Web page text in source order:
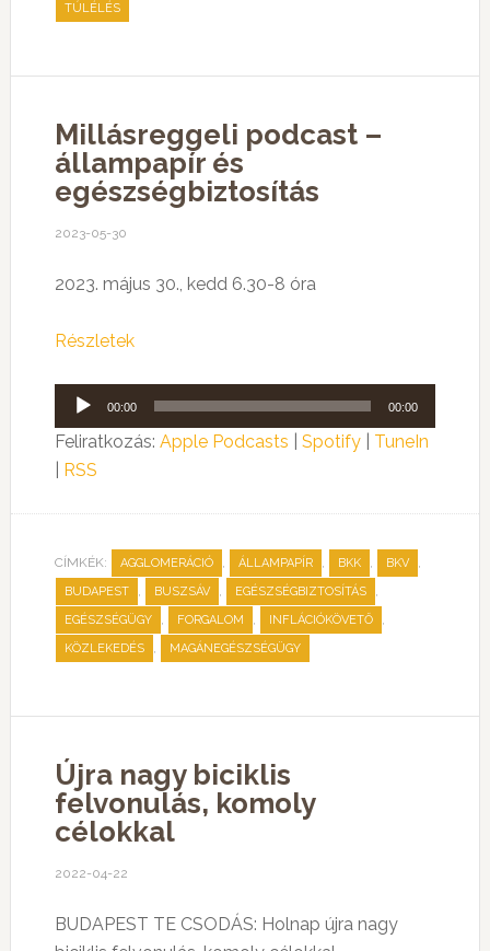
TÚLÉLÉS
Millásreggeli podcast –
állampapír és
egészségbiztosítás
2023-05-30
2023. május 30., kedd 6.30-8 óra
Részletek
Audió
lejátszó
00:00 00:00
Feliratkozás: Apple Podcasts Spotify| TuneIn
RSS
CÍMKÉK: AGGLOMERÁCIÓ , ÁLLAMPAPÍR , BKK , BKV ,
BUDAPEST , BUSZSÁV , EGÉSZSÉGBIZTOSÍTÁS ,
EGÉSZSÉGÜGY , FORGALOM , INFLÁCIÓKÖVETŐ ,
KÖZLEKEDÉS , MAGÁNEGÉSZSÉGÜGY
Újra nagy biciklis
felvonulás, komoly
célokkal
2022-04-22
BUDAPEST TE CSODÁS: Holnap újra nagy